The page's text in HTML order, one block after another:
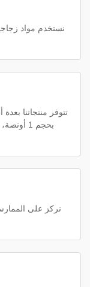
نستخدم مواد
تتوفر منتجاتنا
بحجم 1
نركز على